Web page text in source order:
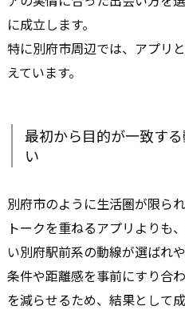
に成立します。
特に別府市周辺では、アプリ
えています。
最初から目的が一致す
い
別府市のように生活圏が限ら
トークを重ねるアプリよりも
い別府駅前系の動線が選ばれ
条件や距離感を事前にすり合
を減らせるため、結果として